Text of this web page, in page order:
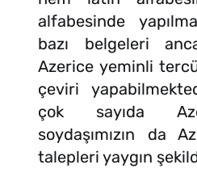
alfabesinde
bazı belgeleri
Azerice yeminli
çeviri
çok sayıda
soydaşımızın da
talepleri yaygın